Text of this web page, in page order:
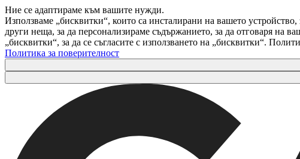
Ние се адаптираме към вашите нужди.
Използваме „бисквитки“, които са инсталирани на вашето
други неща, за да персонализираме съдържанието, за да отговаря на
„бисквитки“, за да се съгласите с използването на „бисквитки“.
Политика за поверителност